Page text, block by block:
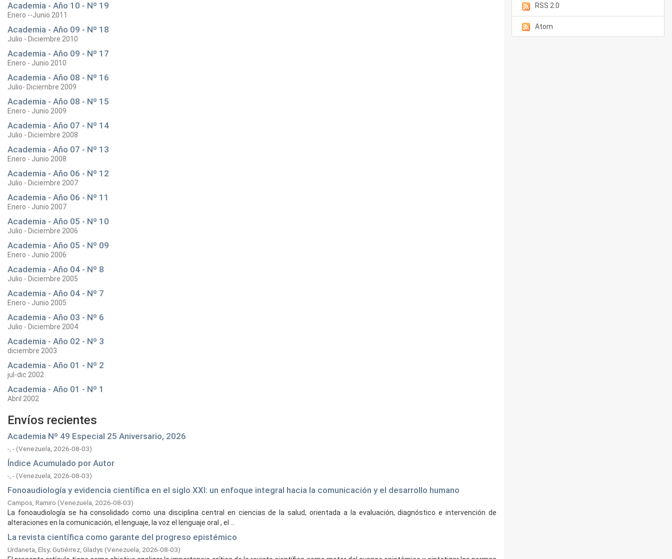
Academia - Año 10 - Nº 19
Enero --Junio 2011
Academia - Año 09 - Nº 18
Julio - Diciembre 2010
Academia - Año 09 - Nº 17
Enero - Junio 2010
Academia - Año 08 - Nº 16
Julio- Diciembre 2009
Academia - Año 08 - Nº 15
Enero - Junio 2009
Academia - Año 07 - Nº 14
Julio - Diciembre 2008
Academia - Año 07 - Nº 13
Enero - Junio 2008
Academia - Año 06 - Nº 12
Julio - Diciembre 2007
Academia - Año 06 - Nº 11
Enero - Junio 2007
Academia - Año 05 - Nº 10
Julio - Diciembre 2006
Academia - Año 05 - Nº 09
Enero - Junio 2006
Academia - Año 04 - Nº 8
Julio - Diciembre 2005
Academia - Año 04 - Nº 7
Enero - Junio 2005
Academia - Año 03 - Nº 6
Julio - Diciembre 2004
Academia - Año 02 - Nº 3
diciembre 2003
Academia - Año 01 - Nº 2
jul-dic 2002
Academia - Año 01 - Nº 1
Abril 2002
Envíos recientes
Academia Nº 49 Especial 25 Aniversario, 2026
-, -(Venezuela, 2026-08-03)
Índice Acumulado por Autor
-, -(Venezuela, 2026-08-03)
Fonoaudiología y evidencia científica en el siglo XXI: un enfoque integral hacia la comunicación y el desarrollo humano
Campos, Ramiro (Venezuela, 2026-08-03)
La fonoaudiología se ha consolidado como una disciplina central en ciencias de la salud, orientada a la evaluación, diagnóstico e intervención de
alteraciones en la comunicación, el lenguaje, la voz el lenguaje oral , el ...
La revista científica como garante del progreso epistémico
Urdaneta, Elsy; Gutiérrez, Gladys (Venezuela, 2026-08-03)
RSS 2.0
Atom